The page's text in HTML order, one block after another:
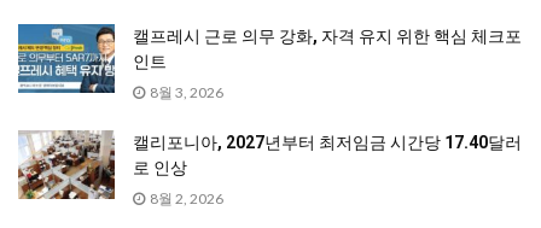
캘프레시 근로 의무 강화, 자격 유지 위한 핵심 체크포
인트
8월 3, 2026
캘리포니아, 2027년부터 최저임금 시간당 17.40달러
로 인상
8월 2, 2026